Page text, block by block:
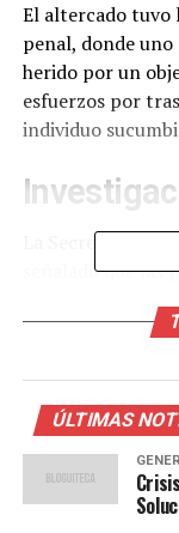
El altercado tuvo
penal, donde
herido por un
esfuerzos por
individuo
La Secretaría de
señalado que
el incidente
entre grupos
llevado a las
del Estado, que
causas y
violentos.
ÚLTIMAS